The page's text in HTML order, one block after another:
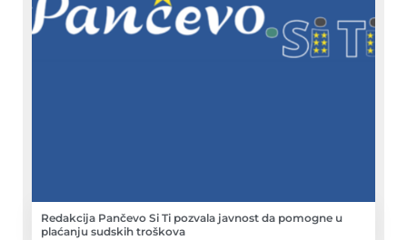
Redakcija Pančevo Si Ti pozvala javnost da pomogne u
plaćanju sudskih troškova